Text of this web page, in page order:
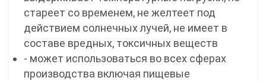
стареет со временем, не желтеет под
действием солнечных лучей, не имеет в
составе вредных, токсичных веществ
- может использоваться во всех сферах
производства включая пищевые